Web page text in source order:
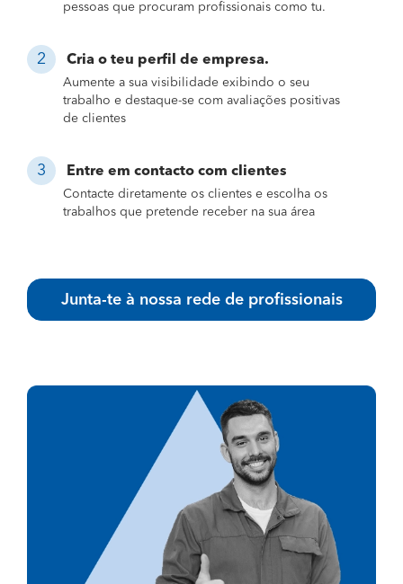
pessoas que procuram profissionais como tu.
Cria o teu perfil de empresa.
Aumente a sua visibilidade exibindo o seu
trabalho e destaque-se com avaliações positivas
de clientes
Entre em contacto com clientes
Contacte diretamente os clientes e escolha os
trabalhos que pretende receber na sua área
Junta-te à nossa rede de profissionais